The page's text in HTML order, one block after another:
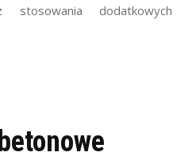
stosowania dodatkowych